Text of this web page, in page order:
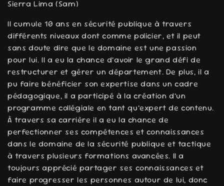
l
l
e
c
t
i
o
n
:
Sierra Lima (Sam)
Il cumule 10 ans en sécurité publique à travers
différents niveaux dont comme policier, et il peut
sans doute dire que le domaine est une passion
pour lui. Il a eu la chance d’avoir le grand défi de
restructurer et gérer un département. De plus, il a
pu faire bénéficier son expertise dans un cadre
pédagogique, il a participé à la création d’un
programme collégiale en tant qu’expert de contenu.
À travers sa carrière il a eu la chance de
perfectionner ses compétences et connaissances
dans le domaine de la sécurité publique et tactique
à travers plusieurs formations avancées. Il a
toujours apprécié partager ses connaissances et
faire progresser les personnes autour de lui, donc